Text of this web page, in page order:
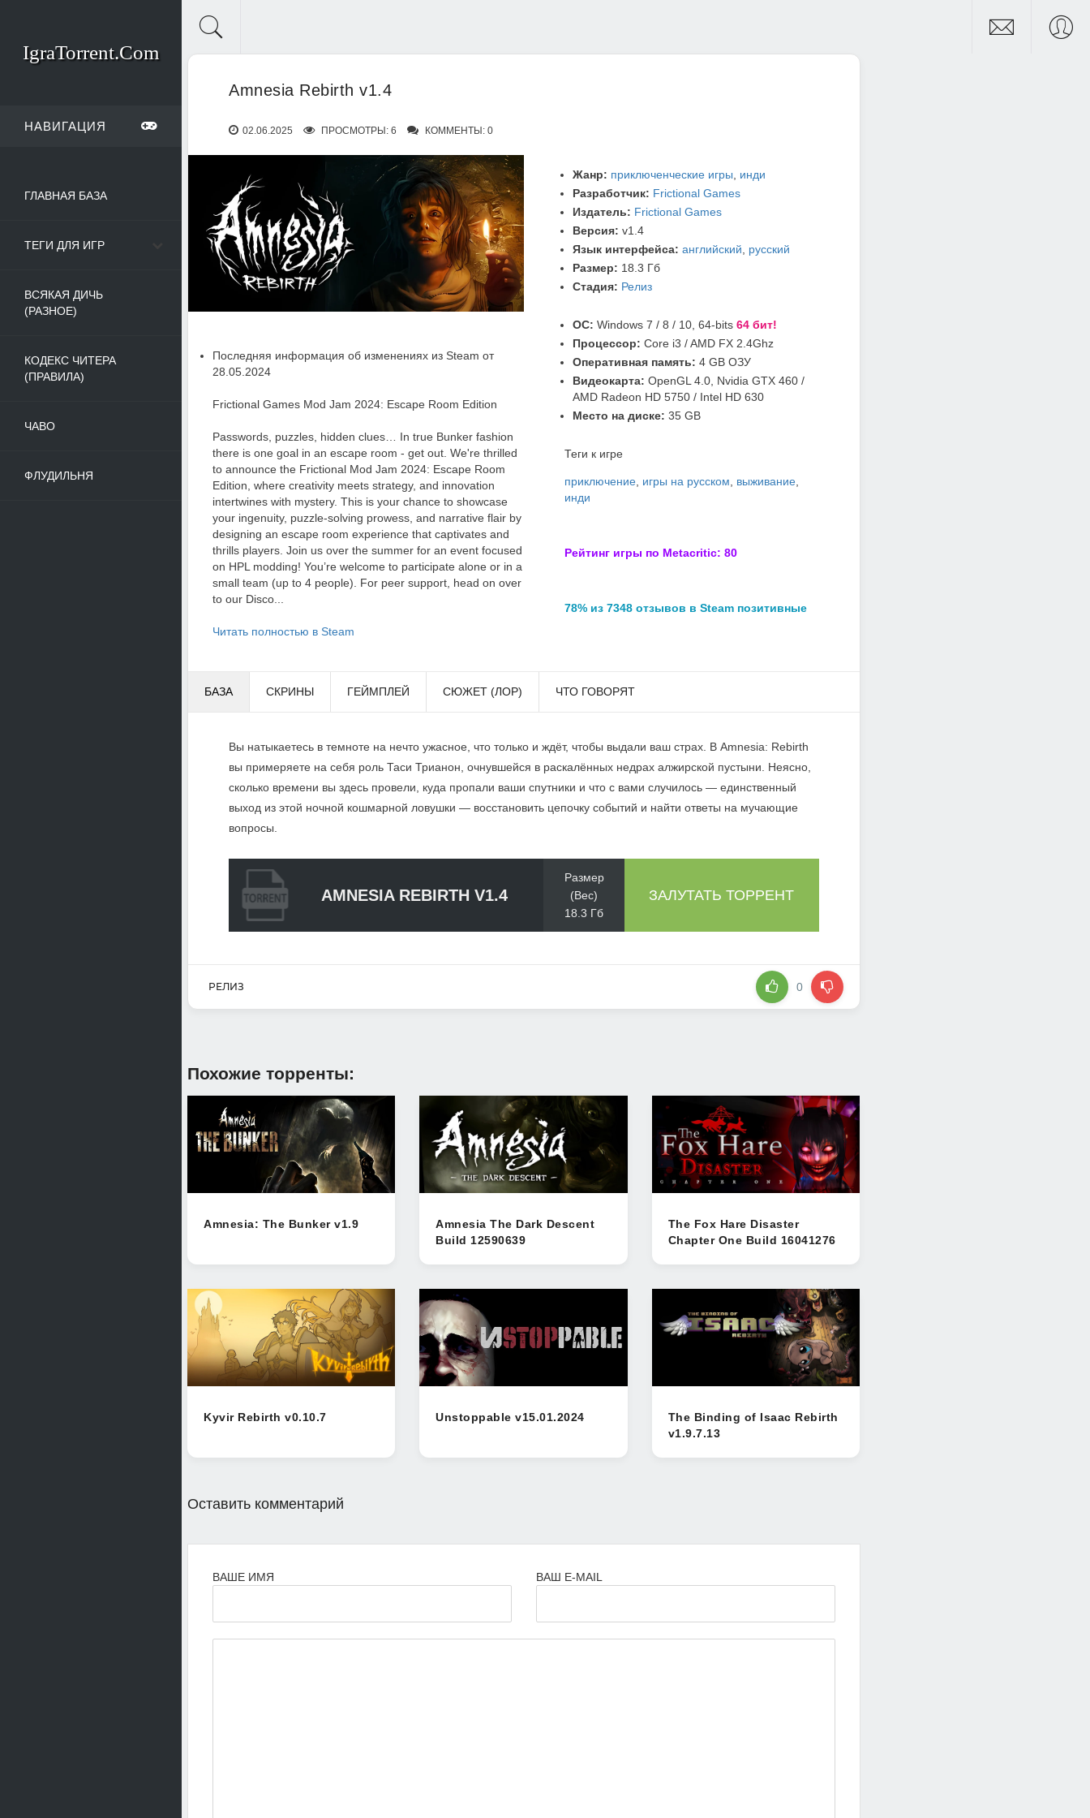
IgraTorrent.Com
НАВИГАЦИЯ
ГЛАВНАЯ БАЗА
ТЕГИ ДЛЯ ИГР
ВСЯКАЯ ДИЧЬ
(РАЗНОЕ)
КОДЕКС ЧИТЕРА
(ПРАВИЛА)
ЧАВО
ФЛУДИЛЬНЯ
Amnesia Rebirth v1.4
02.06.2025 ПРОСМОТРЫ: 6 КОММЕНТЫ: 0
Последняя информация об изменениях из Steam от
28.05.2024
Frictional Games Mod Jam 2024: Escape Room Edition
Passwords, puzzles, hidden clues… In true Bunker fashion
there is one goal in an escape room - get out. We're thrilled
to announce the Frictional Mod Jam 2024: Escape Room
Edition, where creativity meets strategy, and innovation
intertwines with mystery. This is your chance to showcase
your ingenuity, puzzle-solving prowess, and narrative flair by
designing an escape room experience that captivates and
thrills players. Join us over the summer for an event focused
on HPL modding! You’re welcome to participate alone or in a
small team (up to 4 people). For peer support, head on over
to our Disco...
Читать полностью в Steam
Жанр: приключенческие игры
инди
Разработчик: Frictional Games
Издатель: Frictional Games
Версия: v1.4
Язык интерфейса: английский
русский
Размер: 18.3 Гб
Стадия: Релиз
ОС: Windows 7 / 8 / 10, 64-bits 64 бит!
Процессор: Core i3 / AMD FX 2.4Ghz
Оперативная память: 4 GB ОЗУ
Видеокарта: OpenGL 4.0, Nvidia GTX 460 /
AMD Radeon HD 5750 / Intel HD 630
Место на диске: 35 GB
Теги к игре
приключение, игры на русском выживание,
инди
Рейтинг игры по Metacritic: 80
78% из 7348 отзывов в Steam позитивные
БАЗА СКРИНЫ ГЕЙМПЛЕЙ СЮЖЕТ (ЛОР) ЧТО ГОВОРЯТ
Вы натыкаетесь в темноте на нечто ужасное, что только и ждёт, чтобы выдали ваш страх. В Amnesia: Rebirth
вы примеряете на себя роль Таси Трианон, очнувшейся в раскалённых недрах алжирской пустыни. Неясно,
сколько времени вы здесь провели, куда пропали ваши спутники и что с вами случилось — единственный
выход из этой ночной кошмарной ловушки — восстановить цепочку событий и найти ответы на мучающие
вопросы.
AMNESIA REBIRTH V1.4
Размер
(Вес)
18.3 Гб
ЗАЛУТАТЬ ТОРРЕНТ
РЕЛИЗ 0
Похожие торренты:
Amnesia: The Bunker v1.9
Amnesia The Dark Descent
Build 12590639
The Fox Hare Disaster
Chapter One Build 16041276
Kyvir Rebirth v0.10.7 Unstoppable v15.01.2024
The Binding of Isaac Rebirth
v1.9.7.13
Оставить комментарий
ВАШЕ ИМЯ ВАШ E-MAIL